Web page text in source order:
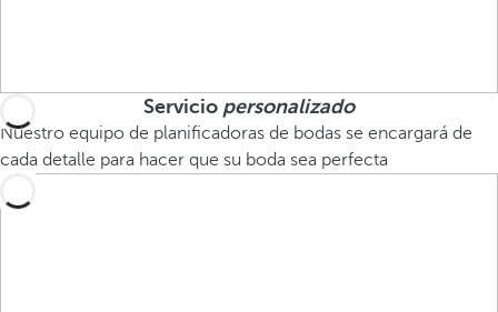
Servicio personalizado
Nuestro equipo de planificadoras de bodas se encargará de
cada detalle para hacer que su boda sea perfecta